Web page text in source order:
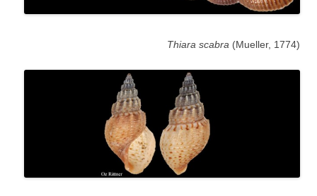
(
Thiara scabra (Mueller, 1774